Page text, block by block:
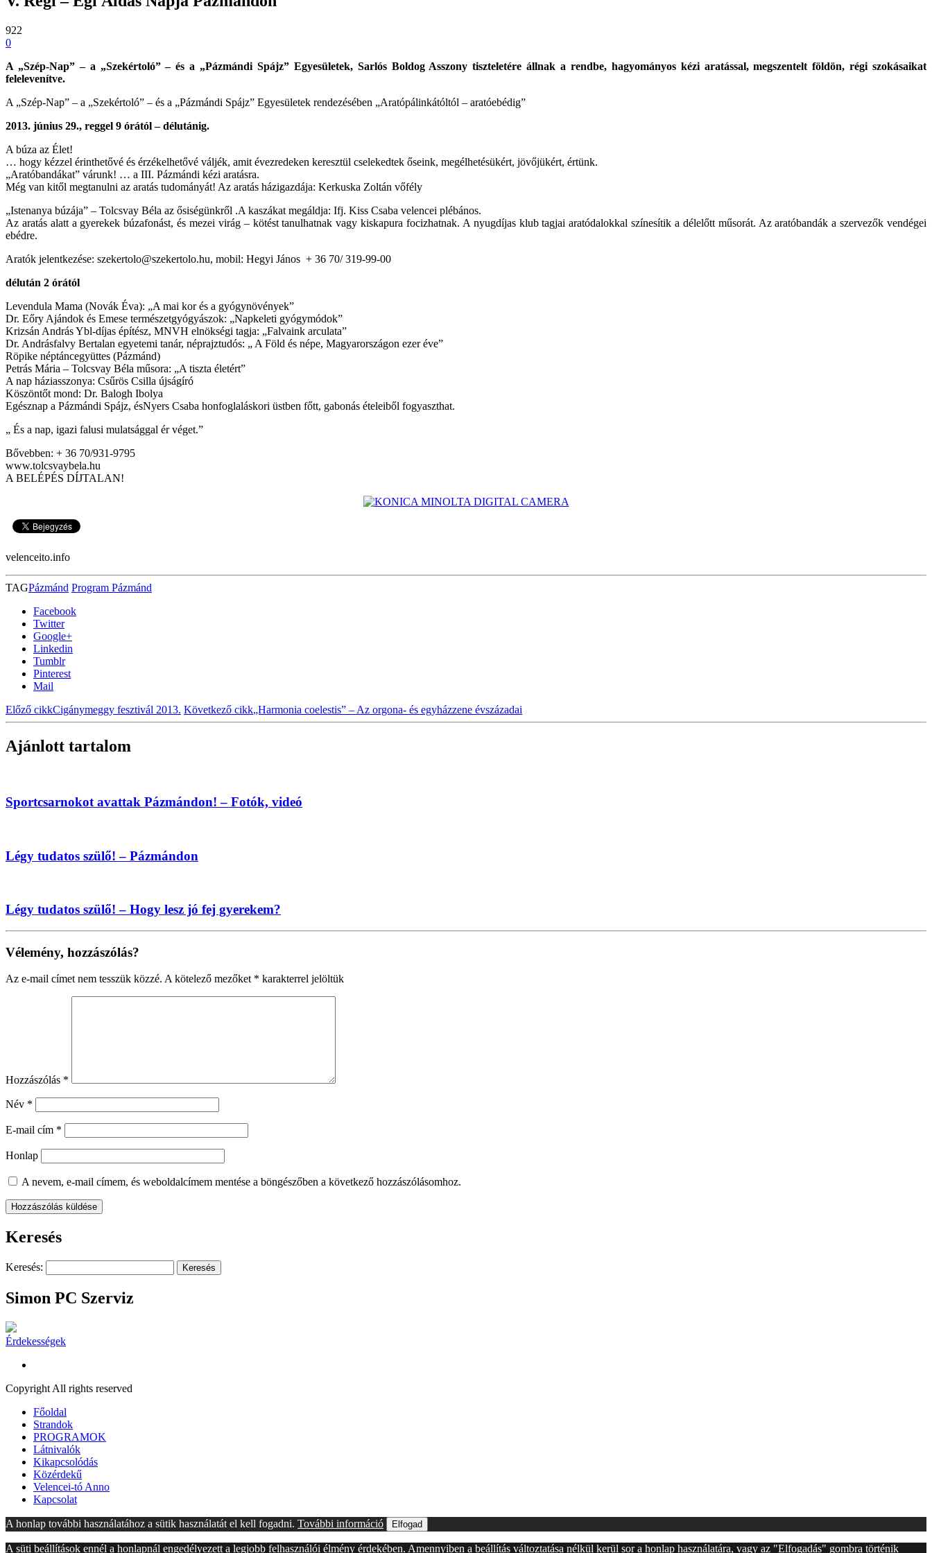
922
0
A „Szép-Nap” – a „Szekértoló” – és a „Pázmándi Spájz” Egyesületek, Sarlós Boldog Asszony tiszteletére állnak a rendbe, hagyományos kézi aratással, megszentelt földön, régi szokásaikat
felelevenítve.
A „Szép-Nap” – a „Szekértoló” – és a „Pázmándi Spájz” Egyesületek rendezésében „Aratópálinkátóltól – aratóebédig”
2013. június 29., reggel 9 órától – délutánig.
A búza az Élet!
… hogy kézzel érinthetővé és érzékelhetővé váljék, amit évezredeken keresztül cselekedtek őseink, megélhetésükért, jövőjükért, értünk.
„Aratóbandákat” várunk! … a III. Pázmándi kézi aratásra.
Még van kitől megtanulni az aratás tudományát! Az aratás házigazdája: Kerkuska Zoltán vőfély
„Istenanya búzája” – Tolcsvay Béla az ősiségünkről .A kaszákat megáldja: Ifj. Kiss Csaba velencei plébános.
Az aratás alatt a gyerekek búzafonást, és mezei virág – kötést tanulhatnak vagy kiskapura focizhatnak. A nyugdíjas klub tagjai aratódalokkal színesítik a délelőtt műsorát. Az aratóbandák a szervezők vendégei
ebédre.
Aratók jelentkezése: szekertolo@szekertolo.hu, mobil: Hegyi János + 36 70/ 319-99-00
délután 2 órától
Levendula Mama (Novák Éva): „A mai kor és a gyógynövények”
Dr. Eőry Ajándok és Emese természetgyógyászok: „Napkeleti gyógymódok”
Krizsán András Ybl-díjas építész, MNVH elnökségi tagja: „Falvaink arculata”
Dr. Andrásfalvy Bertalan egyetemi tanár, néprajztudós: „ A Föld és népe, Magyarországon ezer éve”
Röpike néptáncegyüttes (Pázmánd)
Petrás Mária – Tolcsvay Béla műsora: „A tiszta életért”
A nap háziasszonya: Csűrös Csilla újságíró
Köszöntőt mond: Dr. Balogh Ibolya
Egésznap a Pázmándi Spájz, ésNyers Csaba honfoglaláskori üstben főtt, gabonás ételeiből fogyaszthat.
„ És a nap, igazi falusi mulatsággal ér véget.”
Bővebben: + 36 70/931-9795
www.tolcsvaybela.hu
A BELÉPÉS DÍJTALAN!
velenceito.info
TAGPázmánd Program Pázmánd
Facebook
Twitter
Google+
Linkedin
Tumblr
Pinterest
Mail
Előző cikkCigánymeggy fesztivál 2013. Következő cikk„Harmonia coelestis” – Az orgona- és egyházzene évszázadai
Ajánlott tartalom
Sportcsarnokot avattak Pázmándon! – Fotók, videó
Légy tudatos szülő! – Pázmándon
Légy tudatos szülő! – Hogy lesz jó fej gyerekem?
Vélemény, hozzászólás?
Az e-mail címet nem tesszük közzé. A kötelező mezőket * karakterrel jelöltük
Hozzászólás *
Név *
E-mail cím *
Honlap
A nevem, e-mail címem, és weboldalcímem mentése a böngészőben a következő hozzászólásomhoz.
Keresés
Keresés:
Simon PC Szerviz
Érdekességek
Copyright All rights reserved
Főoldal
Strandok
PROGRAMOK
Látnivalók
Kikapcsolódás
Közérdekű
Velencei-tó Anno
Kapcsolat
A honlap további használatához a sütik használatát el kell fogadni. További információ Elfogad
A süti beállítások ennél a honlapnál engedélyezett a legjobb felhasználói élmény érdekében. Amennyiben a beállítás változtatása nélkül kerül sor a honlap használatára, vagy az "Elfogadás" gombra történik